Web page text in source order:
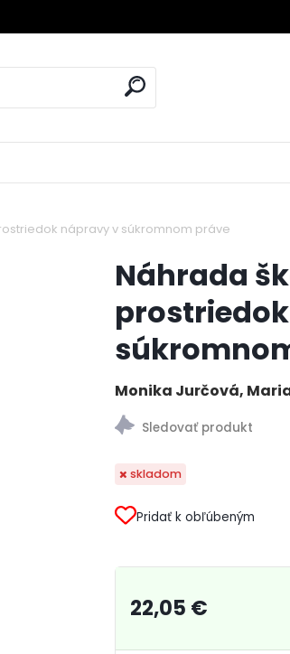
nápravy v súkromnom práve
Náhrada
Monika Jurčová,
skladom
Pridať k obľúbeným
22,05 €